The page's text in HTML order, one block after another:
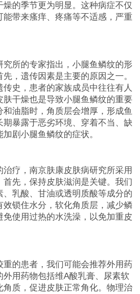
的季节更为明显。这种病症不仅
能带来瘙痒、疼痛等不适感，严重
所的专家指出，小腿鱼鳞纹的形
，遗传因素是主要的原因之一。
史，患者的家族成员中往往有人
肤干燥也是导致小腿鱼鳞纹的重要
和油脂时，角质层会增厚，形成鱼
期暴露于恶劣环境、穿着不当、缺
剧小腿鱼鳞纹的症状。
疗，南京肤康皮肤病研究所采用
先，保持皮肤滋润是关键。我们
乳酸、甘油或透明质酸等成分的
效锁住水分，软化角质层，减少鳞
免使用过热的水洗澡，以免加重皮
的患者，我们可能会推荐外用药
用药物包括维A酸乳膏、尿素软
角质，促进皮肤正常角化。物理治